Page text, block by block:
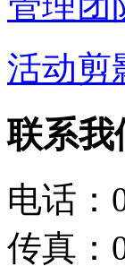
活动剪
联系我
电话：
传真：